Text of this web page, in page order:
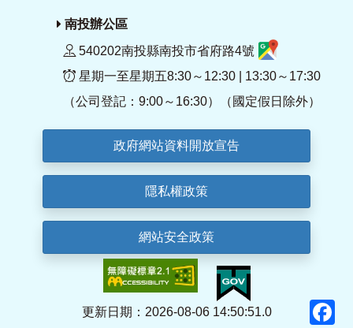
南投辦公區
540202南投縣南投市省府路4號
星期一至星期五8:30～12:30 | 13:30～17:30
（公司登記：9:00～16:30）（國定假日除外）
政府網站資料開放宣告
隱私權政策
網站安全政策
更新日期：2026-08-06 14:50:51.0